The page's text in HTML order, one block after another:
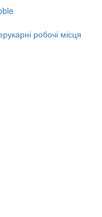
робочі місця